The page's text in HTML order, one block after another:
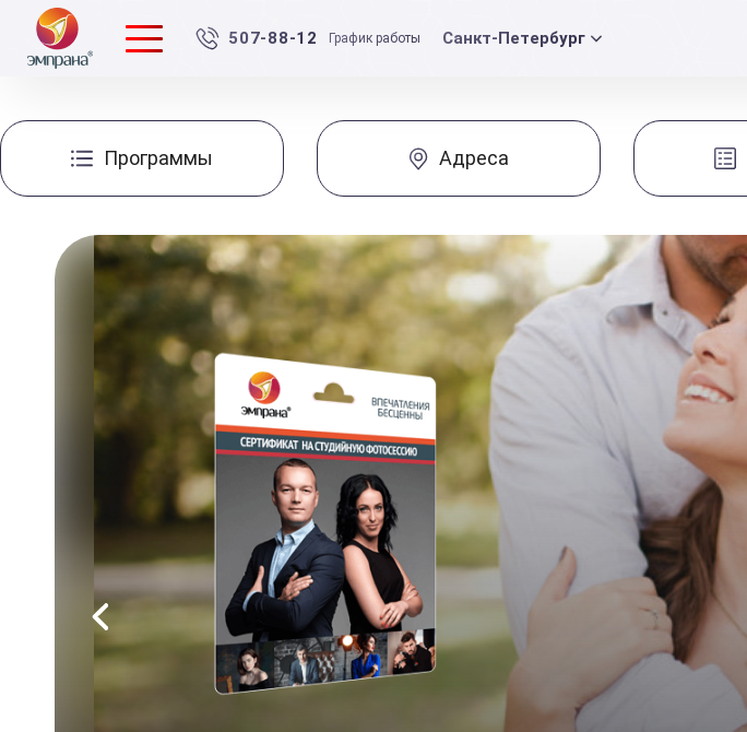
507-88-12 График работы Санкт-Петербург
Программы Адреса